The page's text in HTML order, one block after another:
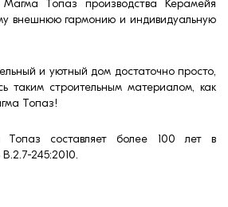
Магма Топаз производства Керамейя
внешнюю гармонию и индивидуальную
и уютный дом достаточно просто,
таким строительным материалом, как
Топаз!
составляет более 100 лет в
245:2010.